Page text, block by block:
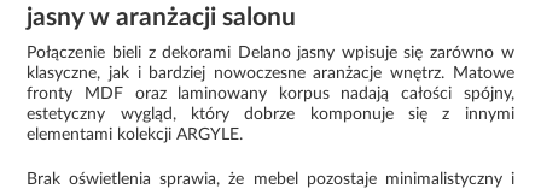
jasny w aranżacji salonu
Połączenie bieli z dekorami Delano jasny wpisuje się zarówno w
klasyczne, jak i bardziej nowoczesne aranżacje wnętrz. Matowe
fronty MDF oraz laminowany korpus nadają całości spójny,
estetyczny wygląd, który dobrze komponuje się z innymi
elementami kolekcji ARGYLE.
Brak oświetlenia sprawia, że mebel pozostaje minimalistyczny i